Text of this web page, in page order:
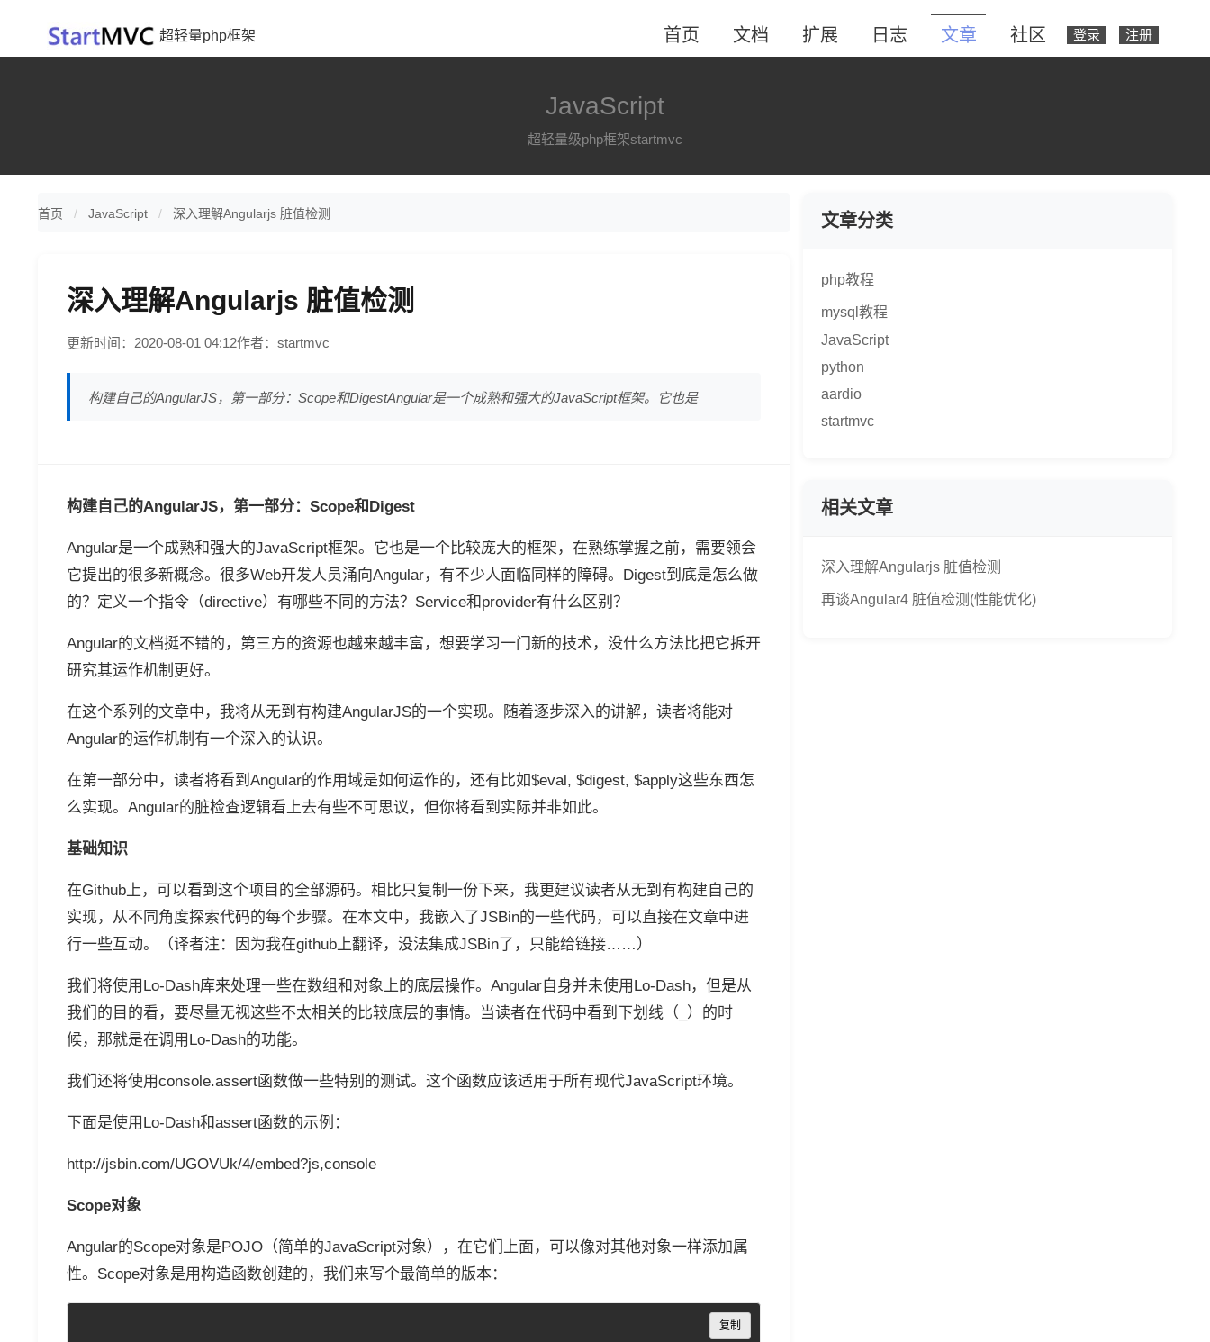
超轻量php框架 首页 文档 扩展 日志 文章 社区 登录 注册
JavaScript
超轻量级php框架startmvc
首页 JavaScript 深入理解Angularjs 脏值检测
深入理解Angularjs 脏值检测
更新时间：2020-08-01 04:12作者：startmvc
构建自己的AngularJS，第一部分：Scope和DigestAngular是一个成熟和强大的JavaScript框架。它也是
构建自己的AngularJS，第一部分：Scope和Digest
Angular是一个成熟和强大的JavaScript框架。它也是一个比较庞大的框架，在熟练掌握之前，需要领会
它提出的很多新概念。很多Web开发人员涌向Angular，有不少人面临同样的障碍。Digest到底是怎么做
的？定义一个指令（directive）有哪些不同的方法？Service和provider有什么区别？
Angular的文档挺不错的，第三方的资源也越来越丰富，想要学习一门新的技术，没什么方法比把它拆开
研究其运作机制更好。
在这个系列的文章中，我将从无到有构建AngularJS的一个实现。随着逐步深入的讲解，读者将能对
Angular的运作机制有一个深入的认识。
在第一部分中，读者将看到Angular的作用域是如何运作的，还有比如$eval, $digest, $apply这些东西怎
么实现。Angular的脏检查逻辑看上去有些不可思议，但你将看到实际并非如此。
基础知识
在Github上，可以看到这个项目的全部源码。相比只复制一份下来，我更建议读者从无到有构建自己的
实现，从不同角度探索代码的每个步骤。在本文中，我嵌入了JSBin的一些代码，可以直接在文章中进
行一些互动。（译者注：因为我在github上翻译，没法集成JSBin了，只能给链接……）
我们将使用Lo-Dash库来处理一些在数组和对象上的底层操作。Angular自身并未使用Lo-Dash，但是从
我们的目的看，要尽量无视这些不太相关的比较底层的事情。当读者在代码中看到下划线（_）的时
候，那就是在调用Lo-Dash的功能。
我们还将使用console.assert函数做一些特别的测试。这个函数应该适用于所有现代JavaScript环境。
下面是使用Lo-Dash和assert函数的示例：
http://jsbin.com/UGOVUk/4/embed?js,console
Scope对象
Angular的Scope对象是POJO（简单的JavaScript对象），在它们上面，可以像对其他对象一样添加属
性。Scope对象是用构造函数创建的，我们来写个最简单的版本：
复制
Copy
文章分类
php教程
mysql教程
JavaScript
python
aardio
startmvc
相关文章
深入理解Angularjs 脏值检测
再谈Angular4 脏值检测(性能优化)